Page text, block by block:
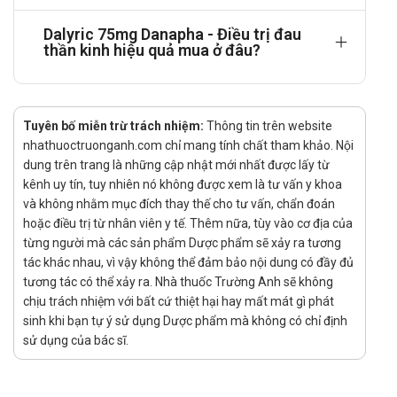
Cách dùng - liều dùng của Dalyric 75mg
Danapha
Hướng dẫn sử dụng:
Dùng theo đường uống. Nên dùng thuốc với 1 cốc
nước to và nuốt nguyên viên.
Liều dùng:
Đau thần kinh liên quan đến bệnh thần kinh ngoại
biên ở người bệnh bị tiểu đường: liều khởi đầu 1
viên/lần x 2 lần/ngày, sau đó có thể tăng lên 2
viên/lần x 2 lần/ngày.
Bệnh nhân bị đau thần kinh sau herpes: liều khởi
đầu 1 viên/lần x 2 lần/ngày, sau đó có thể tăng lên
2 viên/lần x 2 lần/ngày trong vòng 1 tuần. Bệnh
nhân không đáp ứng đầy đủ với liều 2 viên/lần x 2
lần/ngày thì có thể dùng 8 viên/ngày, chia thành 2-3
Dalyric 75mg Danapha - Điều trị đau
thần kinh hiệu quả mua ở đâu?
Tuyên bố miễn trừ trách nhiệm: Thông tin trên website
nhathuoctruonganh.com chỉ mang tính chất tham khảo. Nội
dung trên trang là những cập nhật mới nhất được lấy từ
kênh uy tín, tuy nhiên nó không được xem là tư vấn y khoa
và không nhằm mục đích thay thế cho tư vấn, chẩn đoán
hoặc điều trị từ nhân viên y tế. Thêm nữa, tùy vào cơ địa của
từng người mà các sản phẩm Dược phẩm sẽ xảy ra tương
tác khác nhau, vì vậy không thể đảm bảo nội dung có đầy đủ
tương tác có thể xảy ra. Nhà thuốc Trường Anh sẽ không
chịu trách nhiệm với bất cứ thiệt hại hay mất mát gì phát
sinh khi bạn tự ý sử dụng Dược phẩm mà không có chỉ định
sử dụng của bác sĩ.